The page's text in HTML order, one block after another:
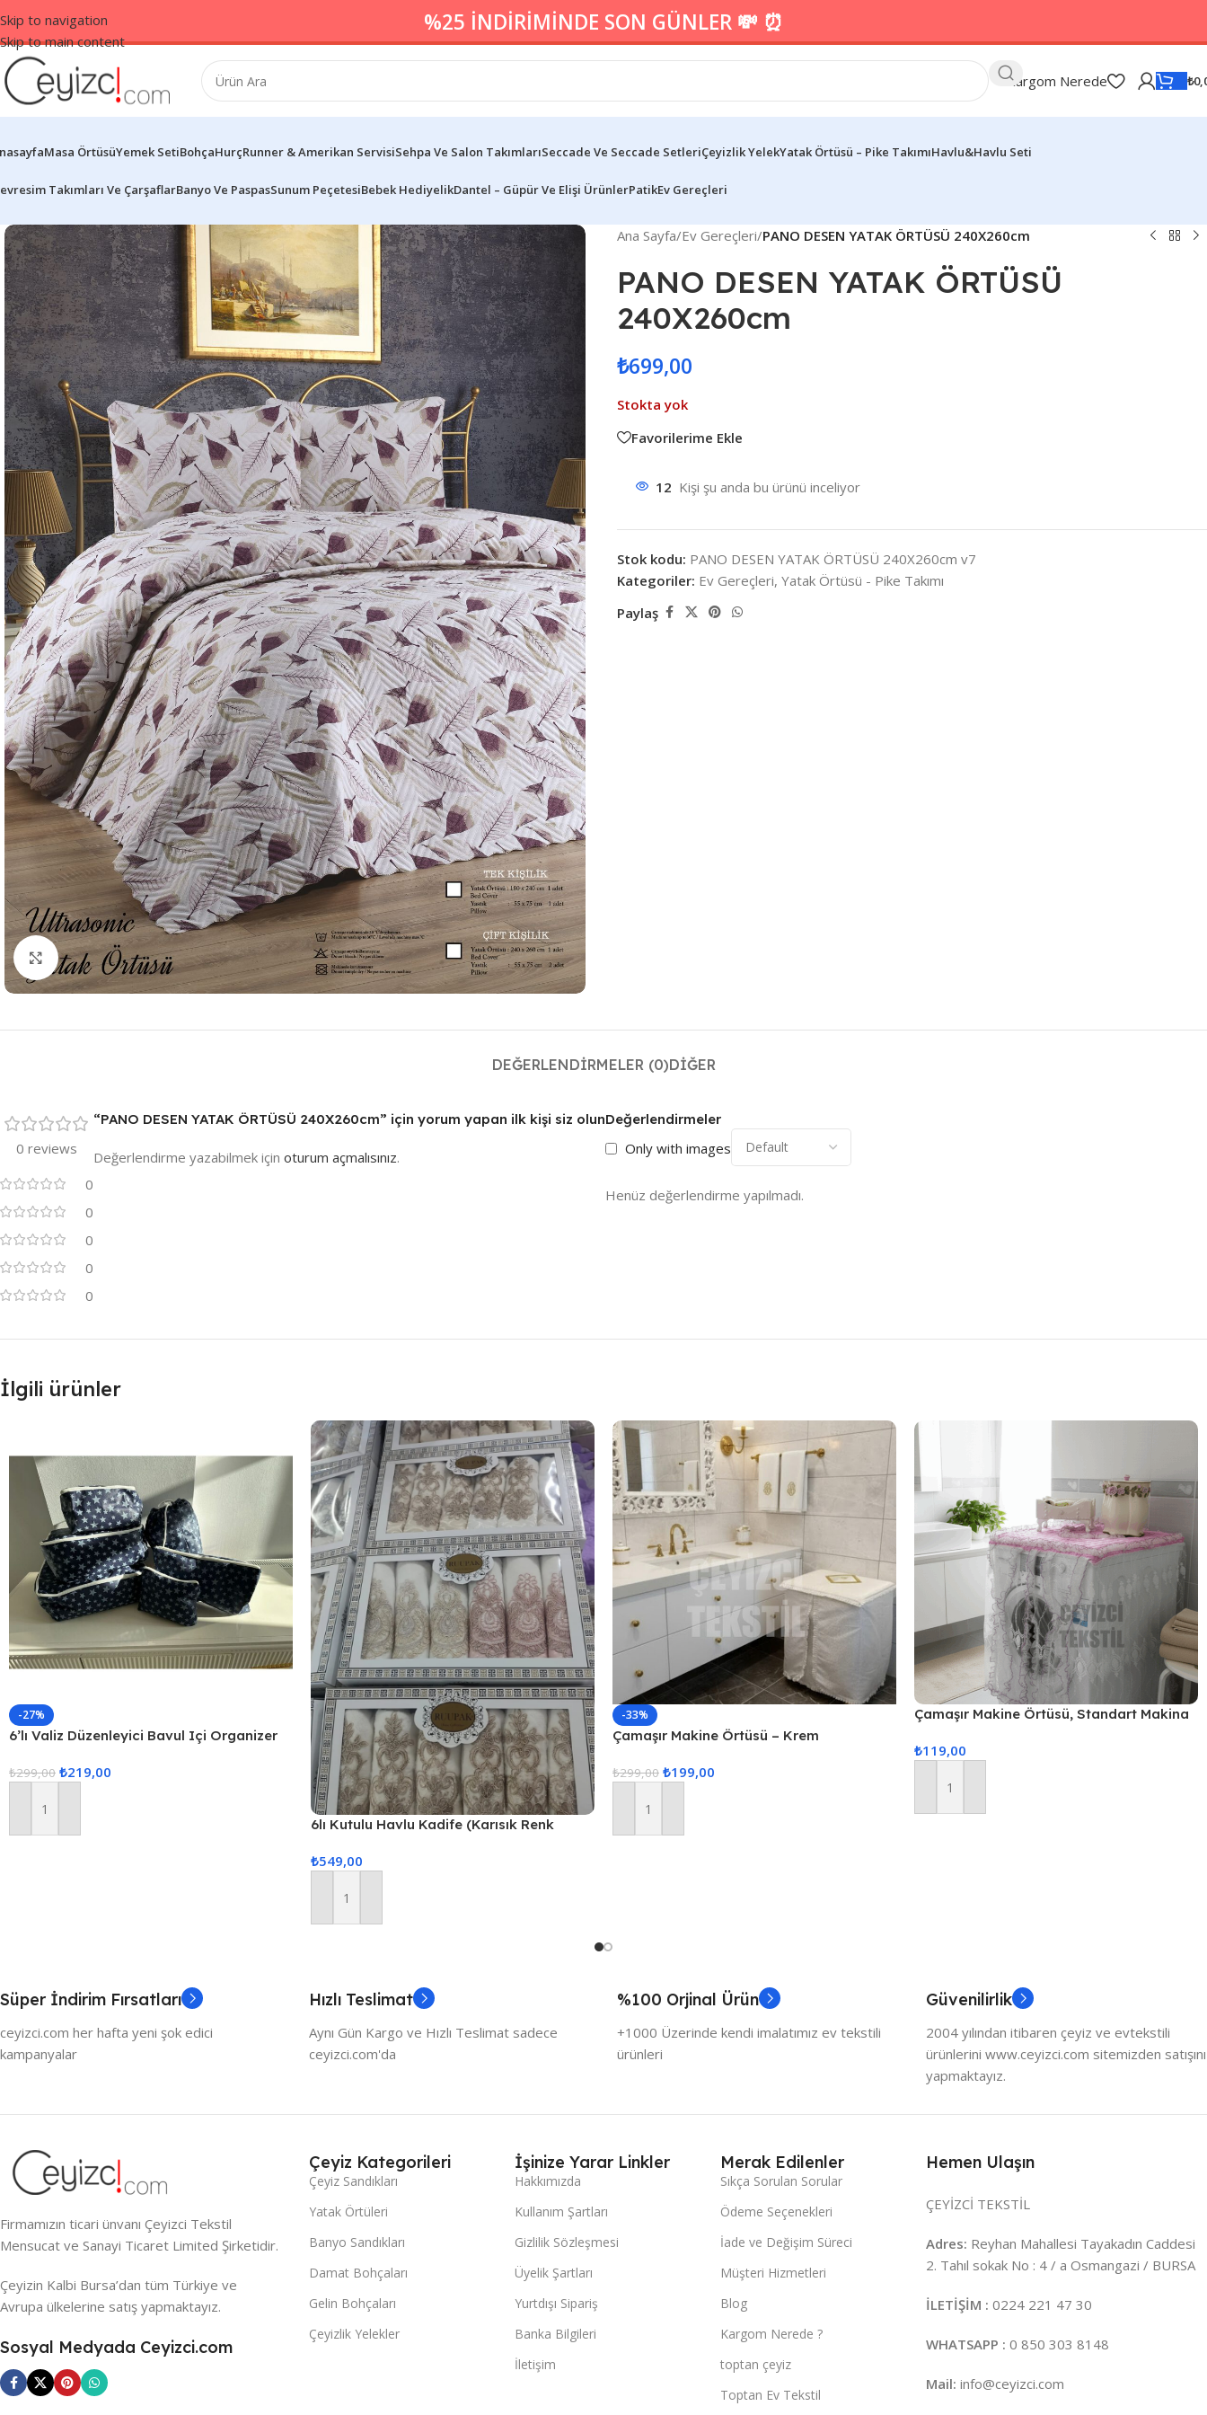
Skip to navigation
Skip to main content
%25 İNDİRİMİNDE SON GÜNLER 💸 ⏰
Kargom Nerede ₺
Masa ÖrtüsüYemek SetiBohçaHurçRunner & Amerikan ServisiSehpa Ve Salon TakımlarıSeccade Ve Seccade SetleriÇeyizlik YelekYatak Örtüsü – Pike TakımıHavlu&Havlu Seti
Takımları Ve ÇarşaflarBanyo Ve PaspasSunum PeçetesiBebek HediyelikDantel – Güpür Ve Elişi ÜrünlerPatikEv Gereçleri
Resmi Büyüt
Ana Sayfa/Ev Gereçleri/PANO DESEN YATAK ÖRTÜSÜ 240X260cm
PANO DESEN YATAK ÖRTÜSÜ
240X260cm
₺699,00
Stokta yok
Favorilerime Ekle
12 Kişi şu anda bu ürünü inceliyor
Stok kodu: PANO DESEN YATAK ÖRTÜSÜ 240X260cm v7
Kategoriler: Ev Gereçleri, Yatak Örtüsü - Pike Takımı
Paylaş
DEĞERLENDIRMELER (0)DIĞER
0 reviews
0
0
0
0
0
Değerlendirmeler
Only with images
Henüz değerlendirme yapılmadı.
“PANO DESEN YATAK ÖRTÜSÜ 240X260cm” için yorum yapan ilk kişi siz olun
Değerlendirme yazabilmek için oturum açmalısınız.
İlgili ürünler
-27%
6’lı Valiz Düzenleyici Bavul Içi Organizer
₺299,00 ₺219,00
Sepete Ekle
6lı Kutulu Havlu Kadife (Karısık Renk
₺549,00
Sepete Ekle
-33%
Çamaşır Makine Örtüsü – Krem
₺299,00 ₺199,00
Sepete Ekle
Çamaşır Makine Örtüsü, Standart Makina
₺119,00
Sepete Ekle
Süper İndirim Fırsatları
ceyizci.com her hafta yeni şok edici
kampanyalar
Hızlı Teslimat
Aynı Gün Kargo ve Hızlı Teslimat sadece
ceyizci.com'da
%100 Orjinal Ürün
+1000 Üzerinde kendi imalatımız ev tekstili
ürünleri
Güvenilirlik
2004 yılından itibaren çeyiz ve evtekstili
ürünlerini www.ceyizci.com sitemizden satışını
yapmaktayız.
Firmamızın ticari ünvanı Çeyizci Tekstil
Mensucat ve Sanayi Ticaret Limited Şirketidir.
Çeyizin Kalbi Bursa’dan tüm Türkiye ve
Avrupa ülkelerine satış yapmaktayız.
Sosyal Medyada Ceyizci.com
Çeyiz Kategorileri
Çeyiz Sandıkları
Yatak Örtüleri
Banyo Sandıkları
Damat Bohçaları
Gelin Bohçaları
Çeyizlik Yelekler
İşinize Yarar Linkler
Hakkımızda
Kullanım Şartları
Gizlilik Sözleşmesi
Üyelik Şartları
Yurtdışı Sipariş
Banka Bilgileri
İletişim
Merak Edilenler
Sıkça Sorulan Sorular
Ödeme Seçenekleri
İade ve Değişim Süreci
Müşteri Hizmetleri
Blog
Kargom Nerede ?
toptan çeyiz
Toptan Ev Tekstil
Hemen Ulaşın
ÇEYİZCİ TEKSTİL
Adres: Reyhan Mahallesi Tayakadın Caddesi
2. Tahıl sokak No : 4 / a Osmangazi / BURSA
İLETİŞİM : 0224 221 47 30
WHATSAPP : 0 850 303 8148
Mail: info@ceyizci.com